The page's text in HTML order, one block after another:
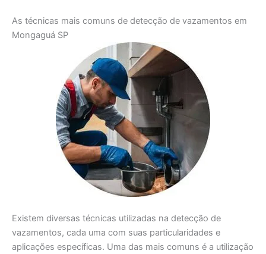
As técnicas mais comuns de detecção de vazamentos em
Mongaguá SP
Existem diversas técnicas utilizadas na detecção de
vazamentos, cada uma com suas particularidades e
aplicações específicas. Uma das mais comuns é a utilização